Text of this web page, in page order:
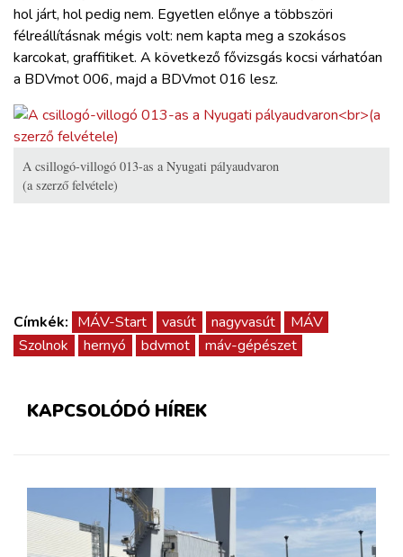
hol járt, hol pedig nem. Egyetlen előnye a többszöri
félreállításnak mégis volt: nem kapta meg a szokásos
karcokat, graffitiket. A következő fővizsgás kocsi várhatóan
a BDVmot 006, majd a BDVmot 016 lesz.
A csillogó-villogó 013-as a Nyugati pályaudvaron
(a szerző felvétele)
Címkék: MÁV-Start vasút nagyvasút
MÁV
Szolnok
hernyó bdvmot máv-gépészet
KAPCSOLÓDÓ HÍREK